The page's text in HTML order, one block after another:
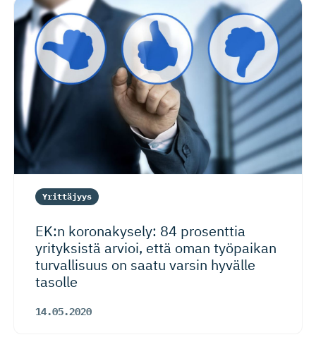
Yrittäjyys
EK:n koronakysely: 84 prosenttia
yrityksistä arvioi, että oman työpaikan
turvallisuus on saatu varsin hyvälle
tasolle
14.05.2020